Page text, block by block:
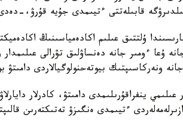
قابىلەتتى ءتيىمدى جۇيە قۇرۋ،-
ۇلتتىق عىلىم اكادەمياسىنىڭ
ۇعا ءومىر جانە دەنساۋلىق تۋرالى
ونەركاسىپتىك بيوتەحنولوگيالاردى
عىلىمي ينفراقۇرىلىمدى دامىتۋ، كادرلار
ءتيىمدى ەنگىزۋ تەتىكتەرىن